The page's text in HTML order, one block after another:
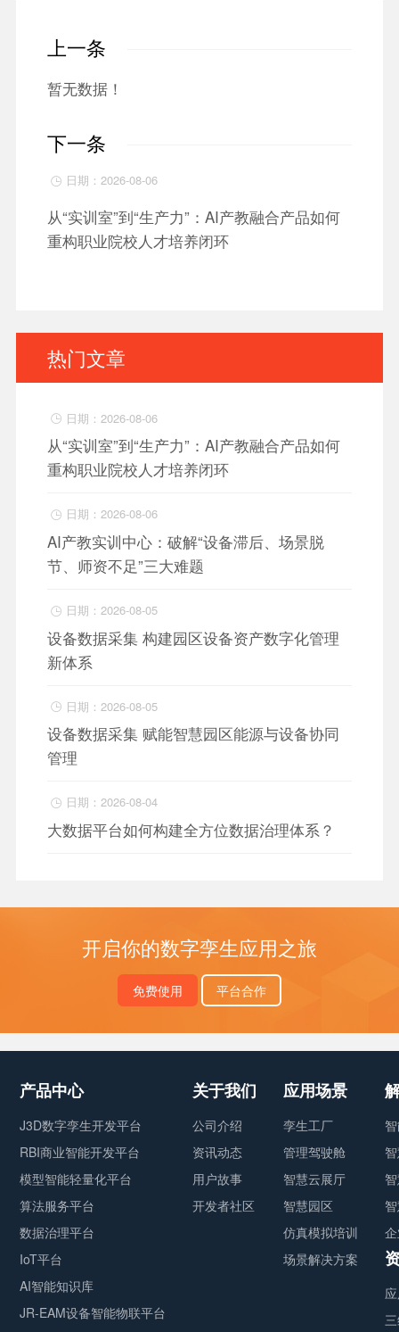
上一条
暂无数据！
下一条
 日期：2026-08-06
从“实训室”到“生产力”：AI产教融合产品如何
重构职业院校人才培养闭环
热门文章
 日期：2026-08-06
从“实训室”到“生产力”：AI产教融合产品如何
重构职业院校人才培养闭环
 日期：2026-08-06
AI产教实训中心：破解“设备滞后、场景脱
节、师资不足”三大难题
 日期：2026-08-05
设备数据采集 构建园区设备资产数字化管理
新体系
 日期：2026-08-05
设备数据采集 赋能智慧园区能源与设备协同
管理
 日期：2026-08-04
大数据平台如何构建全方位数据治理体系？
开启你的数字孪生应用之旅
免费使用 平台合作
产品中心
J3D数字孪生开发平台
RBI商业智能开发平台
模型智能轻量化平台
算法服务平台
数据治理平台
IoT平台
AI智能知识库
JR-EAM设备智能物联平台
关于我们
公司介绍
资讯动态
用户故事
开发者社区
应用场景
孪生工厂
管理驾驶舱
智慧云展厅
智慧园区
仿真模拟培训
场景解决方案